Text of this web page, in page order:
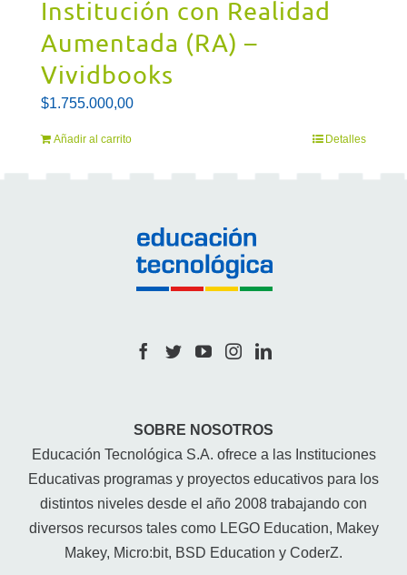
Institución con Realidad
Aumentada (RA) –
Vividbooks
$1.755.000,00
Añadir al carrito Detalles
SOBRE NOSOTROS
Educación Tecnológica S.A. ofrece a las Instituciones
Educativas programas y proyectos educativos para los
distintos niveles desde el año 2008 trabajando con
diversos recursos tales como LEGO Education, Makey
Makey, Micro:bit, BSD Education y CoderZ.